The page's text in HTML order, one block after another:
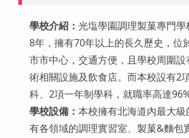
學校介紹： 光塩學園調理製菓專門
8年，擁有70年以上的長久歷史，位
市市中心，交通方便，且學校周圍
術相關設施及飲食店。而本校設有2
科、2項一年制學科，就職率高達96%
學校設備： 本校擁有北海道內最大
有各領域的調理實習室、製菓&麵包